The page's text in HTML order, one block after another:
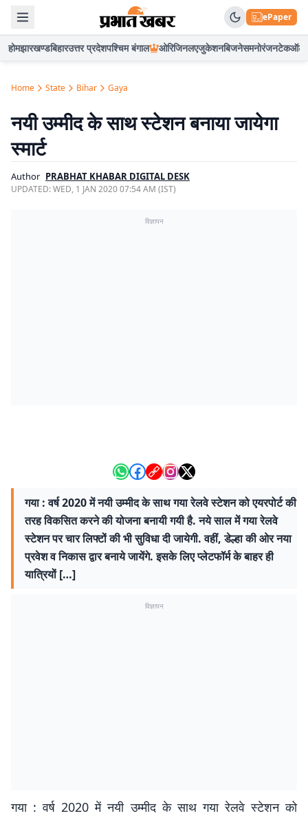
ePaper
होमझारखण्डबिहारउत्तर प्रदेशपश्चिम बंगाल ओरिजिनलएजुकेशनबिजनेसमनोरंजनटेकऑटो
Home State Bihar Gaya
नयी उम्मीद के साथ स्टेशन बनाया जायेगा
स्मार्ट
Author PRABHAT KHABAR DIGITAL DESK
UPDATED:WED, 1 JAN 2020 07:54 AM (IST)
विज्ञापन
गया : वर्ष 2020 में नयी उम्मीद के साथ गया रेलवे स्टेशन को एयरपोर्ट की
तरह विकसित करने की योजना बनायी गयी है. नये साल में गया रेलवे
स्टेशन पर चार लिफ्टों की भी सुविधा दी जायेगी. वहीं, डेल्हा की ओर नया
प्रवेश व निकास द्वार बनाये जायेंगे. इसके लिए प्लेटफॉर्म के बाहर ही
यात्रियों […]
विज्ञापन
गया : वर्ष 2020 में नयी उम्मीद के साथ गया रेलवे स्टेशन को